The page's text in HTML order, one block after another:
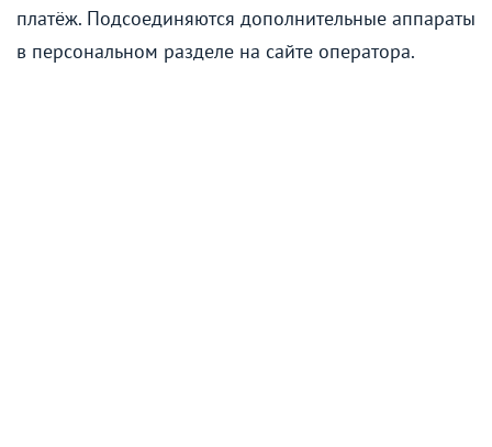
платёж. Подсоединяются дополнительные аппараты
в персональном разделе на сайте оператора.